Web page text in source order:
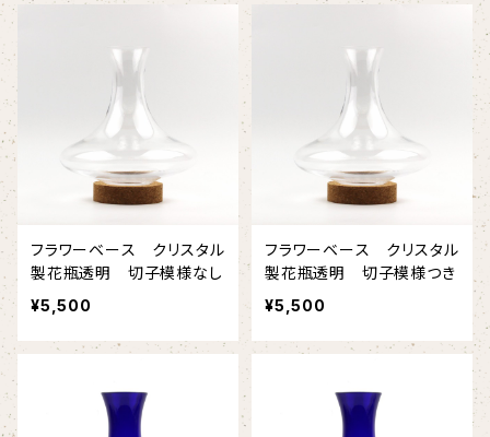
フラワーベース クリスタル
製花瓶透明 切子模様なし
¥5,500
フラワーベース クリスタル
製花瓶透明 切子模様つき
¥5,500